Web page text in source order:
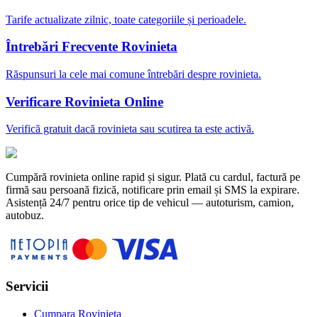
Tarife actualizate zilnic, toate categoriile și perioadele.
Întrebări Frecvente Rovinieta
Răspunsuri la cele mai comune întrebări despre rovinieta.
Verificare Rovinieta Online
Verifică gratuit dacă rovinieta sau scutirea ta este activă.
Cumpără rovinieta online rapid și sigur. Plată cu cardul, factură pe
firmă sau persoană fizică, notificare prin email și SMS la expirare.
Asistență 24/7 pentru orice tip de vehicul — autoturism, camion,
autobuz.
Servicii
Cumpara Rovinieta